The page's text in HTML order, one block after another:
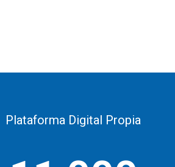
Plataforma Digital Propia